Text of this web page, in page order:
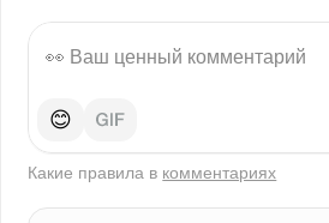
😊
Какие правила в комментариях